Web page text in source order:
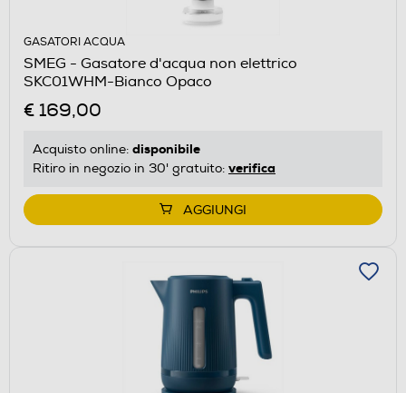
GASATORI ACQUA
SMEG - Gasatore d'acqua non elettrico
SKC01WHM-Bianco Opaco
€ 169,00
Acquisto online: disponibile
Ritiro in negozio in 30' gratuito: verifica
AGGIUNGI